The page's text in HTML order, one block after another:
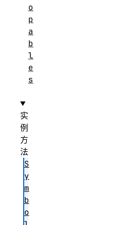
o
p
a
b
l
e
s
实
例
方
法
S
y
m
b
o